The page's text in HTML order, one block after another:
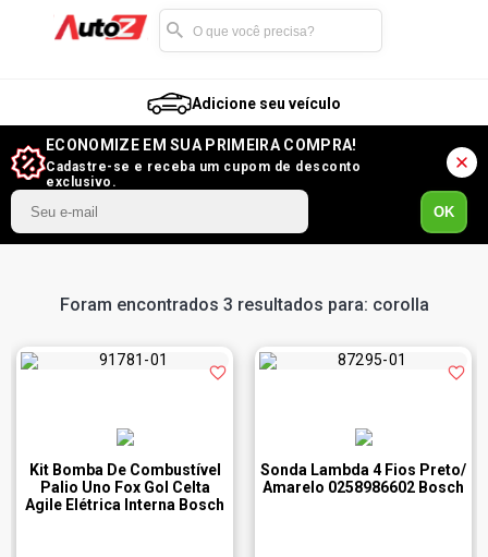
Adicione seu veículo
ECONOMIZE EM SUA PRIMEIRA COMPRA!
Cadastre-se e receba um cupom de desconto
exclusivo.
OK
Foram encontrados 3 resultados para: corolla
Kit Bomba De Combustível
Palio Uno Fox Gol Celta
Agile Elétrica Interna Bosch
Sonda Lambda 4 Fios Preto/
Amarelo 0258986602 Bosch